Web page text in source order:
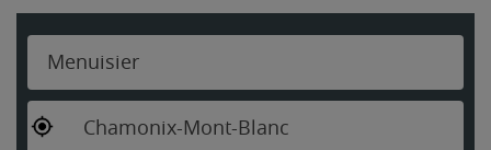
Menuisier
Chamonix-Mont-Blanc